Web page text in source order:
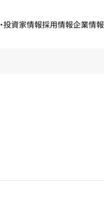
投資家情報採用情報企業情報